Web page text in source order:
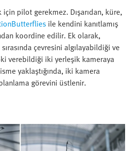
pilot gerekmez. Dışarıdan, küre,
ile kendini kanıtlamış
koordine edilir. Ek olarak,
çevresini algılayabildiği ve
verebildiği iki yerleşik kameraya
yaklaştığında, iki kamera
görevini üstlenir.